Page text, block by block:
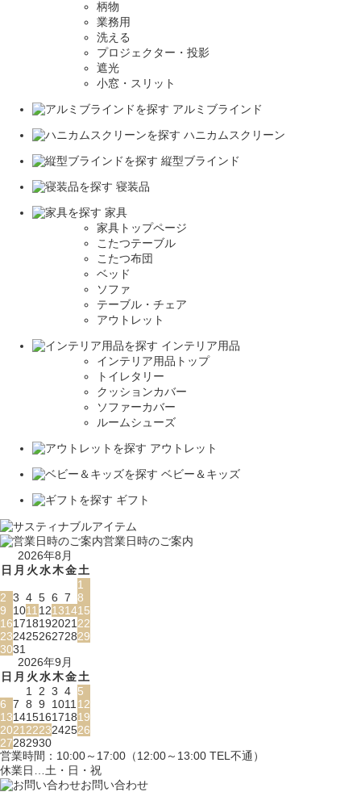
柄物
業務用
洗える
プロジェクター・投影
遮光
小窓・スリット
アルミブラインド
ハニカムスクリーン
縦型ブラインド
寝装品
家具
家具トップページ
こたつテーブル
こたつ布団
ベッド
ソファ
テーブル・チェア
アウトレット
インテリア用品
インテリア用品トップ
トイレタリー
クッションカバー
ソファーカバー
ルームシューズ
アウトレット
ベビー＆キッズ
ギフト
営業日時のご案内
2026年8月
日 月 火水木金土
1
2 3 4 5 6 7 8
9
1011 12131415
161718192021 22
23242526272829
3031
2026年9月
日 月 火水木金土
1
2 3 4 5
6 7 8 9 1011 12
13141516171819
2021 2223242526
27282930
営業時間：10:00～17:00（12:00～13:00 TEL不通）
休業日…土・日・祝
お問い合わせ